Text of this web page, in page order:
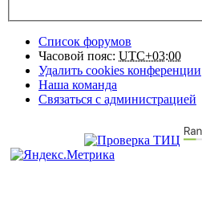
Список форумов
Часовой пояс: UTC+03:00
Удалить cookies конференции
Наша команда
Связаться с администрацией